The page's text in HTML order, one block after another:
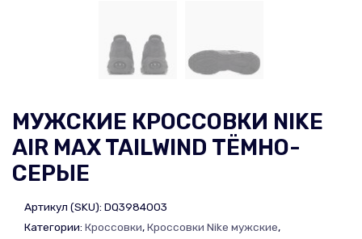
МУЖСКИЕ КРОССОВКИ NIKE
AIR MAX TAILWIND ТЁМНО-
СЕРЫЕ
Артикул (SKU): DQ3984003
Категории: Кроссовки,Кроссовки Nike мужские,